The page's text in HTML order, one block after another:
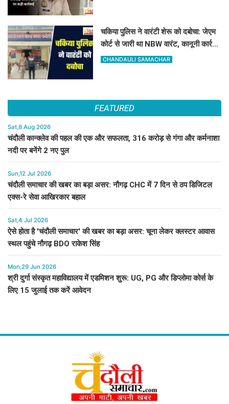
चकिया पुलिस ने वारंटी शेरू को दबोचा: जेएम
कोर्ट से जारी था NBW वारंट, कानूनी कार्रवाई
शुरू
CHANDAULI SAMACHAR
FEATURED
Sat,8 Aug 2026
चंदौली कान्क्लेव की पहल की एक और सफलता, 316 करोड़ से गंगा और कर्मनाशा
नदी पर बनेंगे 2 नए पुल
Sun,12 Jul 2026
चंदौली समाचार की खबर का बड़ा असर: नौगढ़ CHC में 7 दिन से ठप डिजिटल
एक्स-रे सेवा आखिरकार बहाल
Sat,4 Jul 2026
ऐसे होता है 'चंदौली समाचार' की खबर का बड़ा असर: चूना लेकर क्लस्टर आवास
स्थल पहुंचे नौगढ़ BDO राकेश सिंह
Mon,29 Jun 2026
श्री दुर्गा संस्कृत महाविद्यालय में एडमिशन शुरू: UG, PG और डिप्लोमा कोर्स के
लिए 15 जुलाई तक करें आवेदन